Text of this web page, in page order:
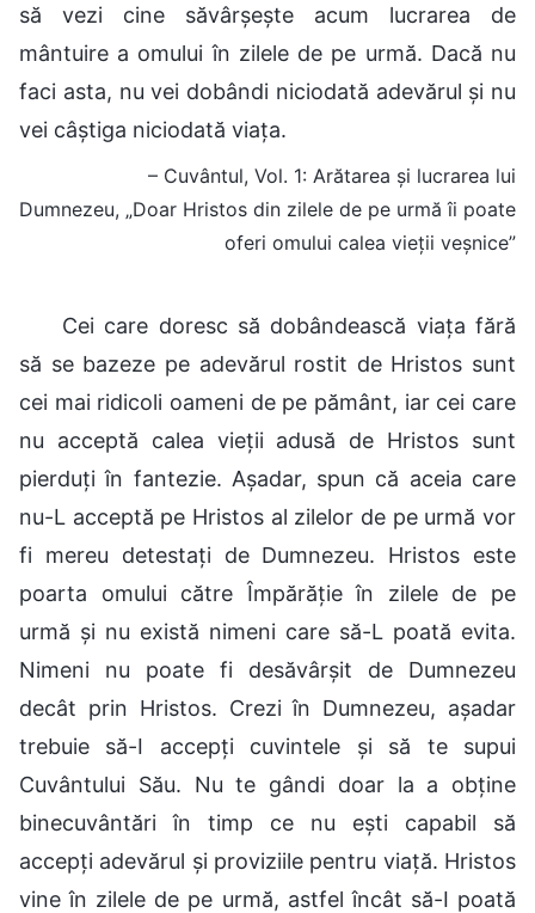
să vezi cine săvârșește acum lucrarea de
mântuire a omului în zilele de pe urmă. Dacă nu
faci asta, nu vei dobândi niciodată adevărul și nu
vei câștiga niciodată viața.
– Cuvântul, Vol. 1: Arătarea și lucrarea lui
Dumnezeu, „Doar Hristos din zilele de pe urmă îi poate
oferi omului calea vieții veșnice”
Cei care doresc să dobândească viața fără
să se bazeze pe adevărul rostit de Hristos sunt
cei mai ridicoli oameni de pe pământ, iar cei care
nu acceptă calea vieții adusă de Hristos sunt
pierduți în fantezie. Așadar, spun că aceia care
nu-L acceptă pe Hristos al zilelor de pe urmă vor
fi mereu detestați de Dumnezeu. Hristos este
poarta omului către Împărăție în zilele de pe
urmă și nu există nimeni care să-L poată evita.
Nimeni nu poate fi desăvârșit de Dumnezeu
decât prin Hristos. Crezi în Dumnezeu, așadar
trebuie să-I accepți cuvintele și să te supui
Cuvântului Său. Nu te gândi doar la a obține
binecuvântări în timp ce nu ești capabil să
accepți adevărul și proviziile pentru viață. Hristos
vine în zilele de pe urmă, astfel încât să-I poată